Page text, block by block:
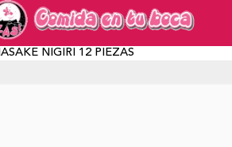
NIGIRI 12 PIEZAS